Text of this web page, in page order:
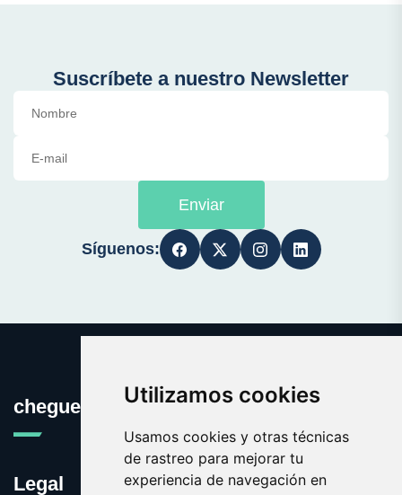
Utilizamos cookies
Usamos cookies y otras técnicas
de rastreo para mejorar tu
experiencia de navegación en
Suscríbete a nuestro Newsletter
Enviar
Síguenos:
cheguevara.com.es
Legal